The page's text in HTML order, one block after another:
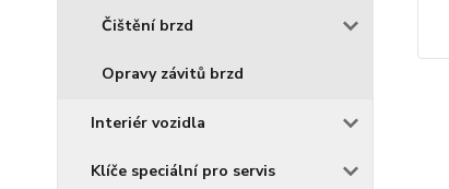
Čištění brzd
Opravy závitů brzd
Interiér vozidla
Klíče speciální pro servis